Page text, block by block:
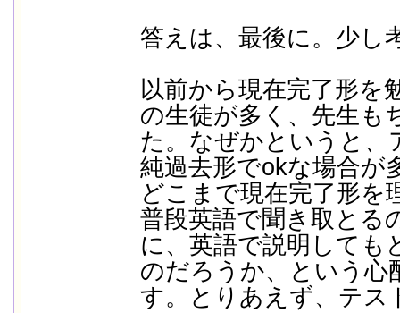
答えは、最後に。少し
以前から現在完了形を
の生徒が多く、先生も
た。なぜかというと、
純過去形でokな場合が
どこまで現在完了形を
普段英語で聞き取とる
に、英語で説明しても
のだろうか、という心
す。とりあえず、テス